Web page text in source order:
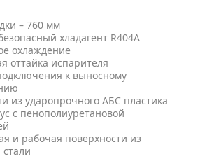
– 760 мм
хладагент R404A
охлаждение
оттайка испарителя
к выносному
из ударопрочного АБС пластика
с пенополиуретановой
и рабочая поверхности из